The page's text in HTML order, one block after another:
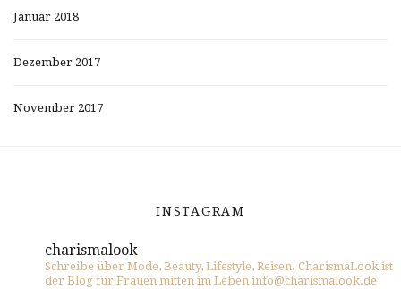
Januar 2018
Dezember 2017
November 2017
INSTAGRAM
charismalook
Schreibe über Mode, Beauty, Lifestyle, Reisen. CharismaLook ist
der Blog für Frauen mitten im Leben info@charismalook.de